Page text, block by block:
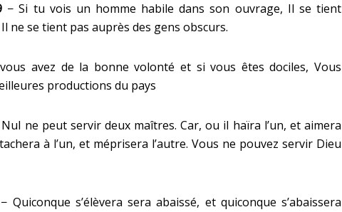
− Si tu vois un homme habile dans son ouvrage, Il se tient
ne se tient pas auprès des gens obscurs.
avez de la bonne volonté et si vous êtes dociles, Vous
productions du pays
ne peut servir deux maîtres. Car, ou il haïra l’un, et aimera
à l’un, et méprisera l’autre. Vous ne pouvez servir Dieu
− Quiconque s’élèvera sera abaissé, et quiconque s’abaissera